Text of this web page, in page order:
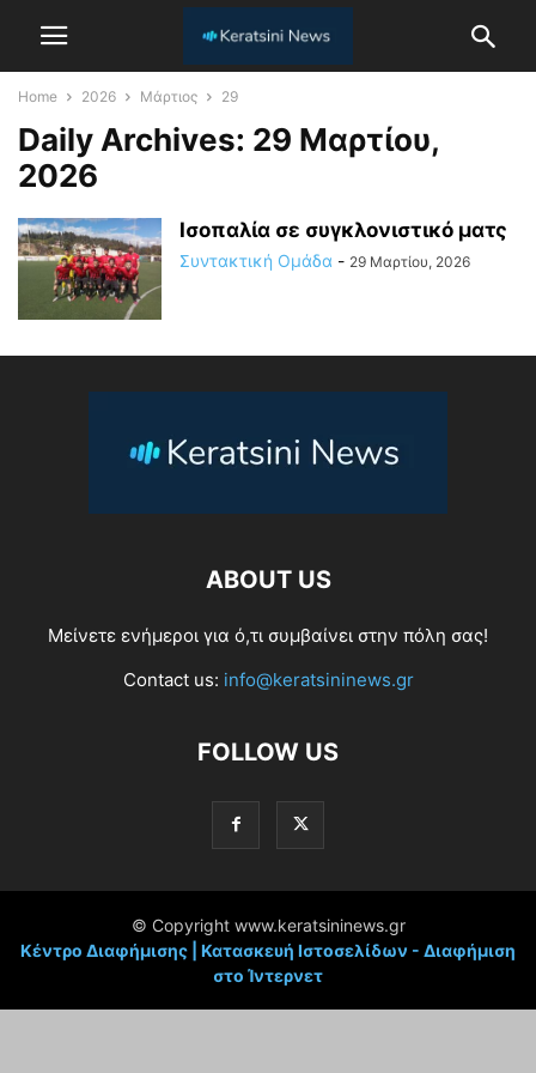
Home 2026 Μάρτιος 29
Daily Archives: 29 Μαρτίου,
2026
Ισοπαλία σε συγκλονιστικό ματς
Συντακτική Ομάδα - 29 Μαρτίου, 2026
ABOUT US
Μείνετε ενήμεροι για ό,τι συμβαίνει στην πόλη σας!
Contact us: info@keratsininews.gr
FOLLOW US
© Copyright www.keratsininews.gr
Κέντρο Διαφήμισης | Κατασκευή Ιστοσελίδων - Διαφήμιση
στο Ίντερνετ